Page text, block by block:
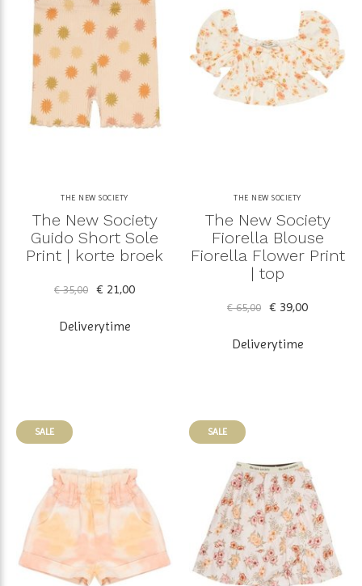
THE NEW SOCIETY
The New Society
Guido Short Sole
Print | korte broek
€ 35,00 € 21,00
Deliverytime
THE NEW SOCIETY
The New Society
Fiorella Blouse
Fiorella Flower Print
| top
€ 65,00 € 39,00
Deliverytime
SALE SALE